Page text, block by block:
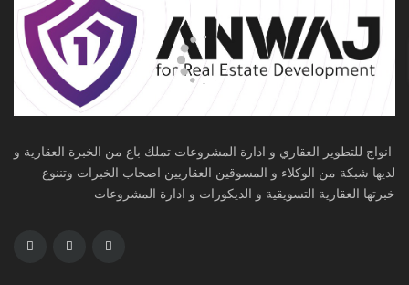
انواج للتطوير العقاري و ادارة المشروعات تملك باع من الخبرة العقارية و
لديها شبكة من الوكلاء و المسوقين العقاريين اصحاب الخبرات وتننوع
خبرتها العقارية التسويقية و الديكورات و ادارة المشروعات